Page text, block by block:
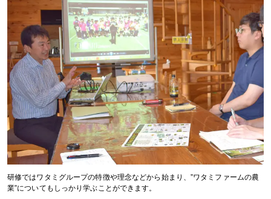
研修ではワタミグループの特徴や理念などから始まり、”ワタミファームの農
業”についてもしっかり学ぶことができます。